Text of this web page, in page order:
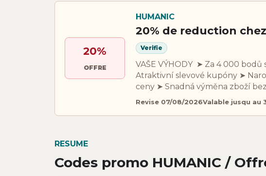
20%
OFFRE
HUMANIC
20% de reduction
Verifie
VAŠE VÝHODY ​​​​​​​ ➤ Za 4 000
Atraktivní slevové kupóny ➤
ceny ➤ Snadná výměna zboží
Revise 07/08/2026Valable jusqu au
RESUME
Codes promo HUMANIC /